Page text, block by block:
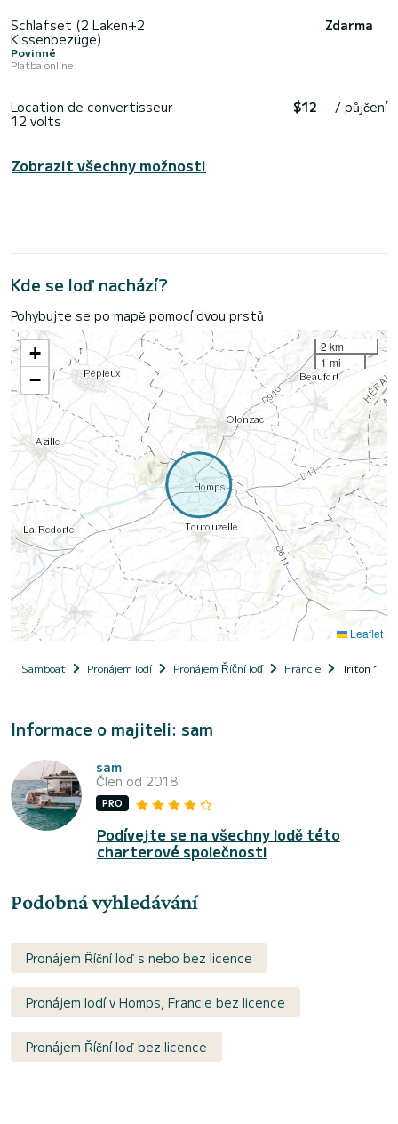
Schlafset (2 Laken+2
Kissenbezüge)
Povinné
Platba online
Zdarma
Location de convertisseur
12 volts
$12 / půjčení
Zobrazit všechny možnosti
Kde se loď nachází?
Pohybujte se po mapě pomocí dvou prstů
+
−
2 km
1 mi
Leaflet
Samboat Pronájem lodí Pronájem Říční loď Francie Triton
Informace o majiteli: sam
sam
Člen od 2018
PRO
Podívejte se na všechny lodě této
charterové společnosti
Podobná vyhledávání
Pronájem Říční loď s nebo bez licence
Pronájem lodí v Homps, Francie bez licence
Pronájem Říční loď bez licence